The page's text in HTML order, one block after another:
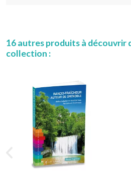
16 autres produits à découvrir
collection :